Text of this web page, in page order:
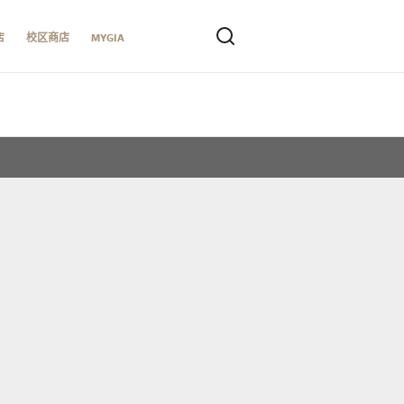
校区商店 MYGIA